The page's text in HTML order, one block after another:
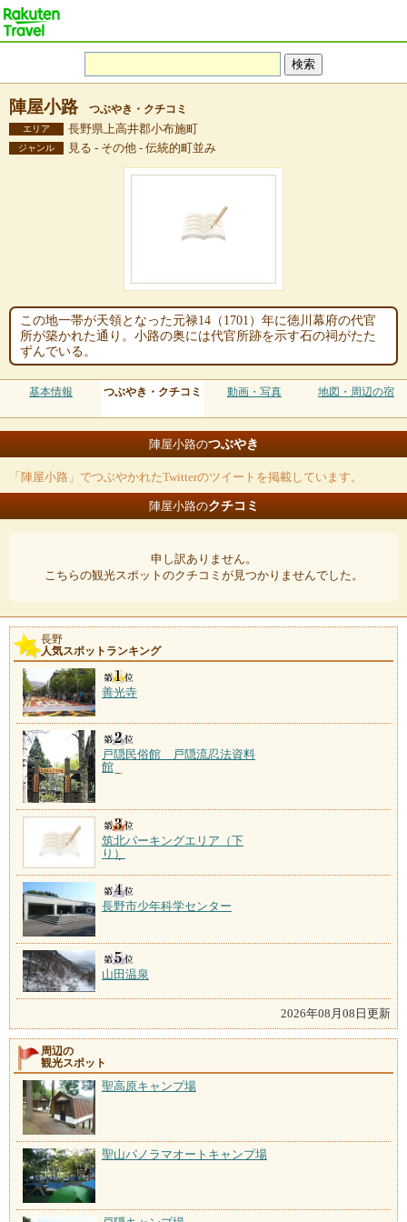
陣屋小路 つぶやき・クチコミ
エリア 長野県上高井郡小布施町
ジャンル 見る - その他 - 伝統的町並み
この地一帯が天領となった元禄14（1701）年に徳川幕府の代官
所が築かれた通り。小路の奥には代官所跡を示す石の祠がたた
ずんでいる。
基本情報 つぶやき・クチコミ 動画・写真 地図・周辺の宿
陣屋小路のつぶやき
「陣屋小路」でつぶやかれたTwitterのツイートを掲載しています。
陣屋小路のクチコミ
申し訳ありません。
こちらの観光スポットのクチコミが見つかりませんでした。
長野
人気スポットランキング
善光寺
戸隠民俗館 戸隠流忍法資料
館
筑北パーキングエリア（下
り）
長野市少年科学センター
山田温泉
2026年08月08日更新
周辺の
観光スポット
聖高原キャンプ場
聖山パノラマオートキャンプ場